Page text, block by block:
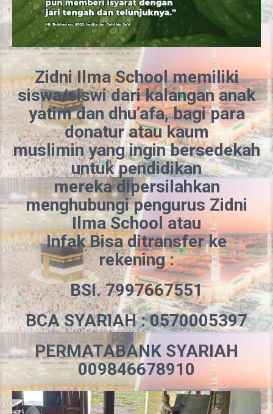
Zidni Ilma School memiliki
siswa/siswi dari kalangan anak
yatim dan dhu’afa, bagi para
donatur atau kaum
muslimin yang ingin bersedekah
untuk pendidikan
merekadipersilahkan
menghubungi pengurus Zidni
Ilma School atau
Infak Bisa ditransfer ke
rekening :
BSI. 7997667551
BCA SYARIAH : 0570005397
PERMATABANK SYARIAH
009846678910